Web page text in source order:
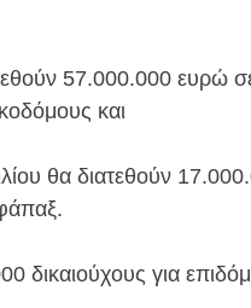
57.000.000 ευρώ
και
θα διατεθούν
για